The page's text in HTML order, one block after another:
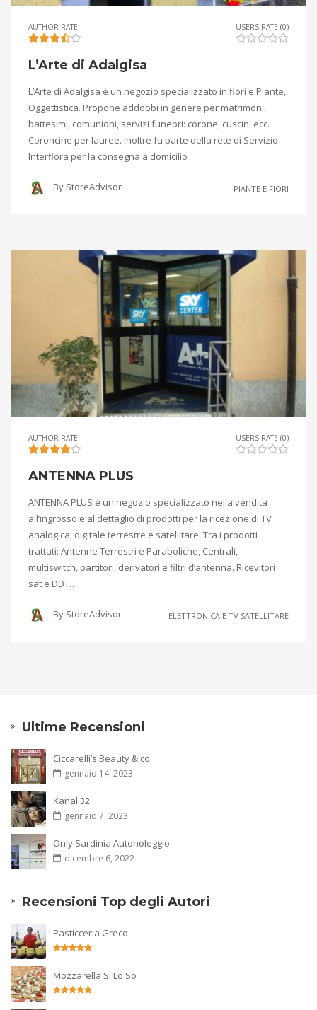
AUTHOR RATE USERS RATE (0)
L’Arte di Adalgisa
L’Arte di Adalgisa è un negozio specializzato in fiori e Piante,
Oggettistica. Propone addobbi in genere per matrimoni,
battesimi, comunioni, servizi funebri: corone, cuscini ecc.
Coroncine per lauree. Inoltre fa parte della rete di Servizio
Interflora per la consegna a domicilio
By StoreAdvisor PIANTE E FIORI
AUTHOR RATE USERS RATE (0)
ANTENNA PLUS
ANTENNA PLUS è un negozio specializzato nella vendita
all’ingrosso e al dettaglio di prodotti per la ricezione di TV
analogica, digitale terrestre e satellitare. Tra i prodotti
trattati: Antenne Terrestri e Paraboliche, Centrali,
multiswitch, partitori, derivatori e filtri d’antenna. Ricevitori
sat e DDT…
By StoreAdvisor ELETTRONICA E TV SATELLITARE
Ultime Recensioni
Ciccarelli’s Beauty & co
gennaio 14, 2023
Kanal 32
gennaio 7, 2023
Only Sardinia Autonoleggio
dicembre 6, 2022
Recensioni Top degli Autori
Pasticceria Greco
Mozzarella Si Lo So